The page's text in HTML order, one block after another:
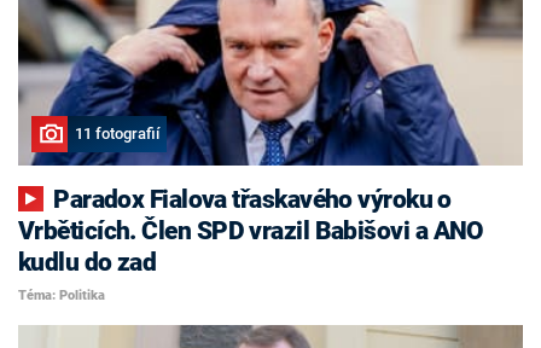
11 fotografií
Vrběticích. Člen SPD vrazil Babišovi a ANO
kudlu do zad
Téma: Politika